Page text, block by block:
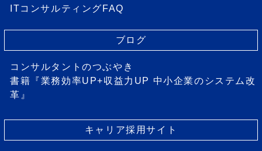
ITコンサルティングFAQ
ブログ
コンサルタントのつぶやき
書籍『業務効率UP+収益力UP 中小企業のシステム改
革』
キャリア採用サイト